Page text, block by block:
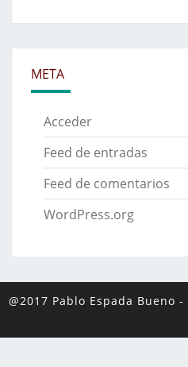
META
Acceder
Feed de entradas
Feed de comentarios
WordPress.org
@2017 Pablo Espada Bueno -